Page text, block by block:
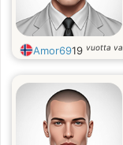
Amor6919 vuotta